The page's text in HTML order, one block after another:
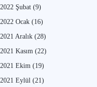
2022 Şubat (9)
2022 Ocak (16)
2021 Aralık (28)
2021 Kasım (22)
2021 Ekim (19)
2021 Eylül (21)